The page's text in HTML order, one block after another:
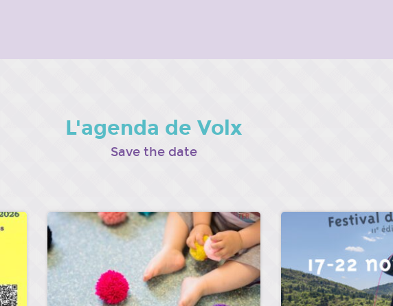
L'agenda de Volx
Save the date